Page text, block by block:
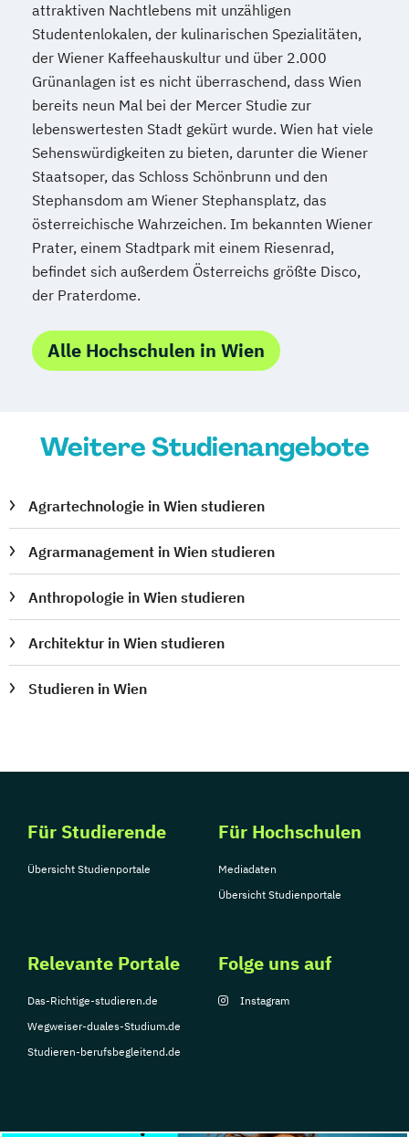
attraktiven Nachtlebens mit unzähligen
Studentenlokalen, der kulinarischen Spezialitäten,
der Wiener Kaffeehauskultur und über 2.000
Grünanlagen ist es nicht überraschend, dass Wien
bereits neun Mal bei der Mercer Studie zur
lebenswertesten Stadt gekürt wurde. Wien hat viele
Sehenswürdigkeiten zu bieten, darunter die Wiener
Staatsoper, das Schloss Schönbrunn und den
Stephansdom am Wiener Stephansplatz, das
österreichische Wahrzeichen. Im bekannten Wiener
Prater, einem Stadtpark mit einem Riesenrad,
befindet sich außerdem Österreichs größte Disco,
der Praterdome.
Alle Hochschulen in Wien
Weitere Studienangebote
Agrartechnologie in Wien studieren
Agrarmanagement in Wien studieren
Anthropologie in Wien studieren
Architektur in Wien studieren
Studieren in Wien
Für Studierende
Übersicht Studienportale
Für Hochschulen
Mediadaten
Übersicht Studienportale
Relevante Portale
Das-Richtige-studieren.de
Wegweiser-duales-Studium.de
Studieren-berufsbegleitend.de
Folge uns auf
Instagram